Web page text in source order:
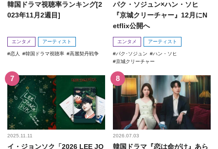
韓国ドラマ視聴率ランキング[2
023年11月2週目]
エンタメ アーティスト
恋人 韓国ドラマ視聴率 高麗契丹戦争
パク・ソジュン×ハン・ソヒ
『京城クリーチャー』12月にN
etflix公開へ
エンタメ アーティスト
パク･ソジュン
ハン・ソヒ
京城クリーチャー
2025.11.11
イ・ジョンソク「2026 LEE JO
2026.07.03
韓国ドラマ『恋は命がけ』あら